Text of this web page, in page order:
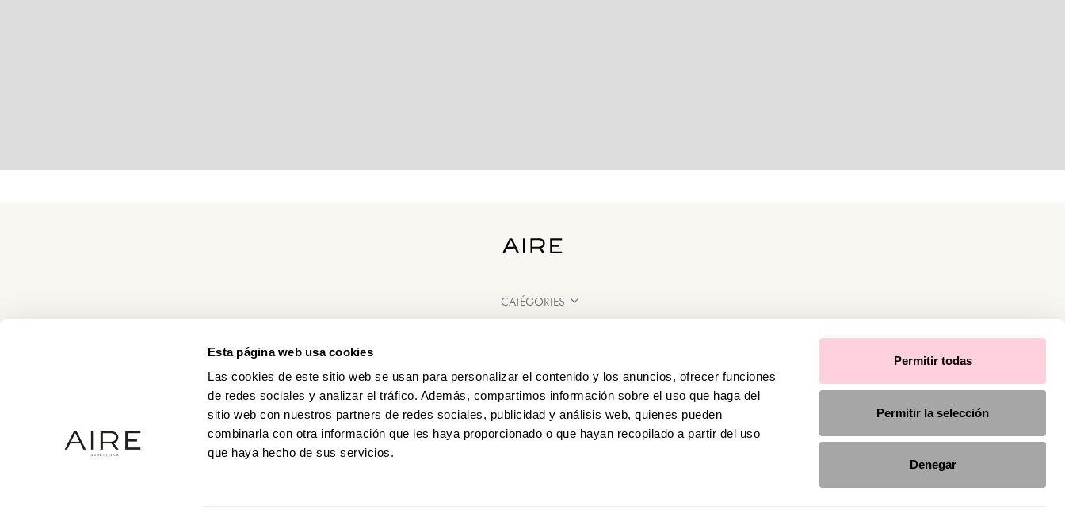
Esta página web usa cookies
Las cookies de este sitio web se usan para personalizar el contenido y los anuncios, ofrecer funciones
de redes sociales y analizar el tráfico. Además, compartimos información sobre el uso que haga del
sitio web con nuestros partners de redes sociales, publicidad y análisis web, quienes pueden
combinarla con otra información que les haya proporcionado o que hayan recopilado a partir del uso
que haya hecho de sus servicios.
Permitir todas
Permitir la selección
Denegar
CATÉGORIES
POINT DE VENTE